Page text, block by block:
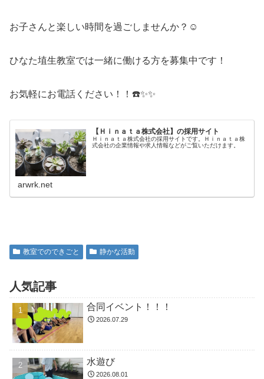
お子さんと楽しい時間を過ごしませんか？☺️
ひなた埴生教室では一緒に働ける方を募集中です！
お気軽にお電話ください！！☎️✨✨
【Ｈｉｎａｔａ株式会社】の採用サイト
Ｈｉｎａｔａ株式会社の採用サイトです。Ｈｉｎａｔａ株
式会社の企業情報や求人情報などがご覧いただけます。
arwrk.net
教室でのできごと 静かな活動
人気記事
合同イベント！！！
2026.07.29
水遊び
2026.08.01